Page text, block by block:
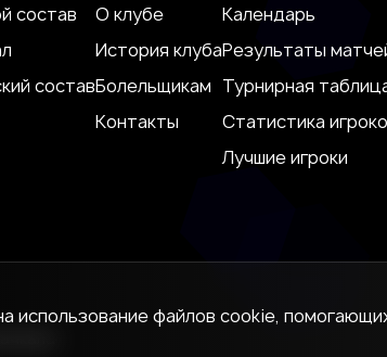
состав
состав
О клубе
История клуба
Болельщикам
Контакты
Календарь
Результаты
Турнирная
Статистика
Лучшие игроки
использование файлов cookie,